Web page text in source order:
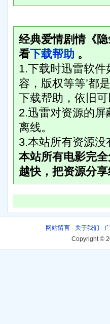
经典爱情剧情《
看下载帮助 。
1.下载时迅雷软件
容，版权等等’都
下载帮助，依旧
2.迅雷对资源的
离线。
3.本站所有资源
本站所有电影完
越快，把资源分
网站留言 - 关于我们 -
Copyright ©